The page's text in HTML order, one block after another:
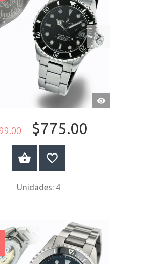
VISTA
RÁPIDA
$775.00
COMPRAR AHORA
Unidades: 4